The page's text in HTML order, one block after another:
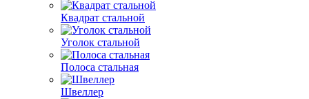
Квадрат стальной
Уголок стальной
Полоса стальная
Швеллер